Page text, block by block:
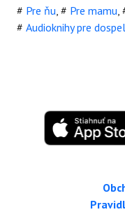
# Pre ňu # Pre mamu
# Audioknihy pre